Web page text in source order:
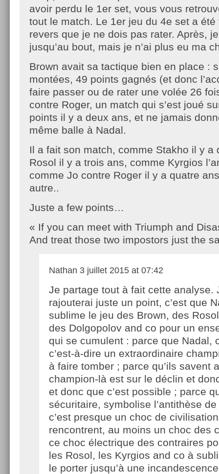
avoir perdu le 1er set, vous vous
tout le match. Le 1er jeu du 4e set a
revers que je ne dois pas rater. Après,
jusqu’au bout, mais je n’ai plus eu ma
Brown avait sa tactique bien en place :
montées, 49 points gagnés (et donc
faire passer ou de rater une volée 26
contre Roger, un match qui s’est joué
points il y a deux ans, et ne jamais
même balle à Nadal.
Il a fait son match, comme Stakho il y a
Rosol il y a trois ans, comme Kyrgios
comme Jo contre Roger il y a quatre
autre..
Juste a few points…
« If you can meet with Triumph and
And treat those two impostors just the
Nathan 3 juillet 2015 at 07:42
Je partage tout à fait cette analyse.
rajouterai juste un point, c’est que
sublime le jeu des Brown, des
des Dolgopolov and co pour un
qui se cumulent : parce que Nadal,
c’est-à-dire un extraordinaire
à faire tomber ; parce qu’ils savent
champion-là est sur le déclin et
et donc que c’est possible ; parce
sécuritaire, symbolise l’antithèse
c’est presque un choc de
rencontrent, au moins un choc des
ce choc électrique des contraires
les Rosol, les Kyrgios and co à
le porter jusqu’à une